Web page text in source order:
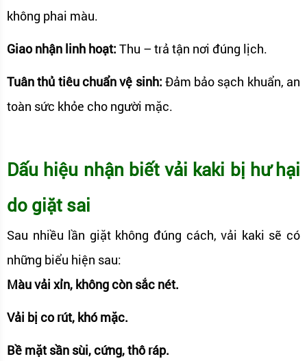
không phai màu.
Giao nhận linh hoạt: Thu – trả tận nơi đúng lịch.
Tuân thủ tiêu chuẩn vệ sinh: Đảm bảo sạch khuẩn, an
toàn sức khỏe cho người mặc.
Dấu hiệu nhận biết vải kaki bị hư hại
do giặt sai
Sau nhiều lần giặt không đúng cách, vải kaki sẽ có
những biểu hiện sau:
Màu vải xỉn, không còn sắc nét.
Vải bị co rút, khó mặc.
Bề mặt sần sùi, cứng, thô ráp.